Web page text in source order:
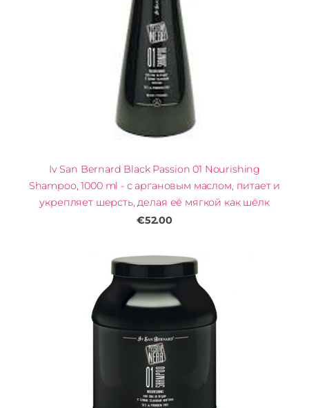
Iv San Bernard Black Passion 01 Nourishing
Shampoo, 1000 ml - с аргановым маслом, питает и
укрепляет шерсть, делая её мягкой как шёлк
€52.00